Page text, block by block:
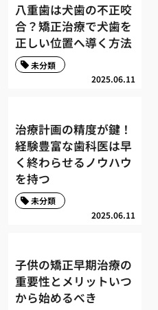
八重歯は犬歯の不正咬
合？矯正治療で犬歯を
正しい位置へ導く方法
2025.06.11
未分類
治療計画の精度が鍵！
経験豊富な歯科医は早
く終わらせるノウハウ
を持つ
2025.06.11
未分類
子供の矯正早期治療の
重要性とメリットいつ
から始めるべき